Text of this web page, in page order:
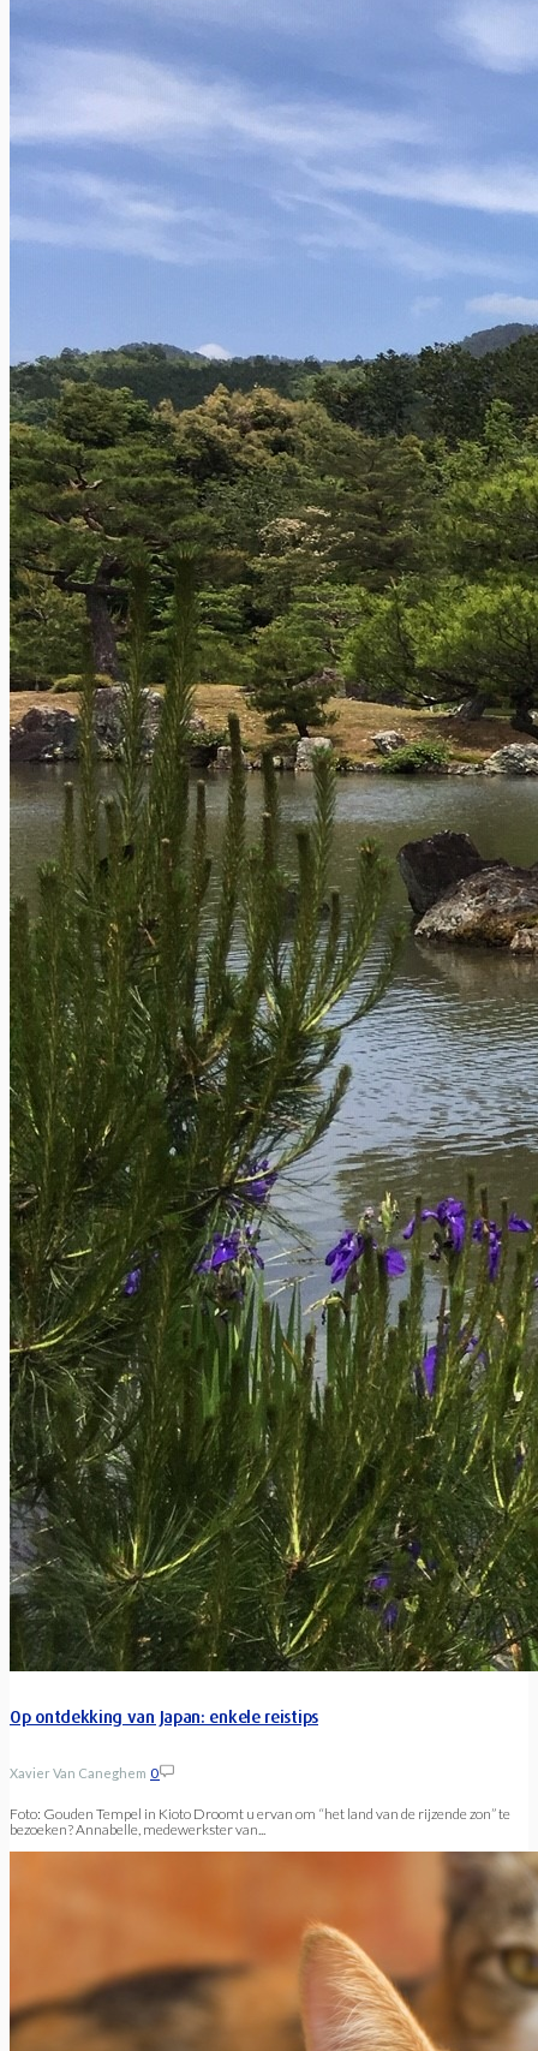
Op ontdekking van Japan: enkele reistips
Xavier Van Caneghem 0
Foto: Gouden Tempel in Kioto Droomt u ervan om “het land van de rijzende zon” te
bezoeken? Annabelle, medewerkster van...